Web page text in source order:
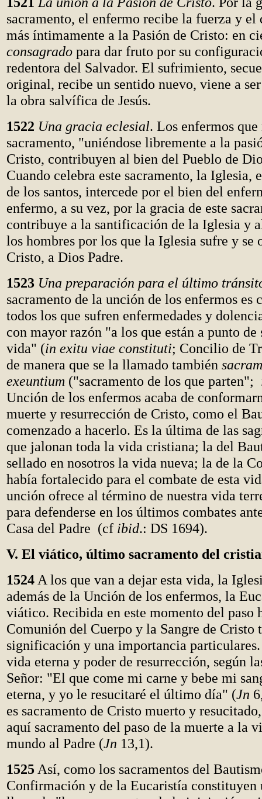
sacramento, el enfermo recibe la fuerza y el
más íntimamente a la Pasión de Cristo: en
consagrado para dar fruto por su
redentora del Salvador. El sufrimiento,
original, recibe un sentido nuevo, viene a
la obra salvífica de Jesús.
1522 Una gracia eclesial. Los enfermos que
sacramento, "uniéndose libremente a la
Cristo, contribuyen al bien del Pueblo de
Cuando celebra este sacramento, la Iglesia,
de los santos, intercede por el bien del
enfermo, a su vez, por la gracia de este
contribuye a la santificación de la Iglesia y
los hombres por los que la Iglesia sufre y se
Cristo, a Dios Padre.
1523 Una preparación para el último
sacramento de la unción de los enfermos es
todos los que sufren enfermedades y
con mayor razón "a los que están a punto de
vida" (in exitu viae constituti; Concilio de
de manera que se la llamado también
exeuntium ("sacramento de los que parten";
Unción de los enfermos acaba de
muerte y resurrección de Cristo, como el
comenzado a hacerlo. Es la última de las
que jalonan toda la vida cristiana; la del
sellado en nosotros la vida nueva; la de la
había fortalecido para el combate de esta
unción ofrece al término de nuestra vida
para defenderse en los últimos combates
Casa del Padre (cf ibid.: DS 1694).
V. El viático, último sacramento del
1524 A los que van a dejar esta vida, la
además de la Unción de los enfermos, la
viático. Recibida en este momento del paso
Comunión del Cuerpo y la Sangre de Cristo
significación y una importancia
vida eterna y poder de resurrección, según
Señor: "El que come mi carne y bebe mi
eterna, y yo le resucitaré el último día" (Jn
es sacramento de Cristo muerto y
aquí sacramento del paso de la muerte a la
mundo al Padre (Jn 13,1).
1525 Así, como los sacramentos del
Confirmación y de la Eucaristía constituyen